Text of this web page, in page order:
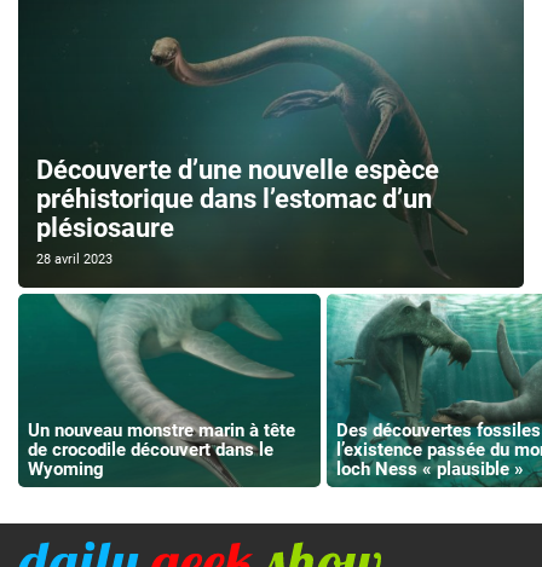
Découverte d’une nouvelle espèce
préhistorique dans l’estomac d’un
plésiosaure
28 avril 2023
Un nouveau monstre marin à tête
de crocodile découvert dans le
Wyoming
Des découvertes
l’existence passée du
loch Ness « plausible »